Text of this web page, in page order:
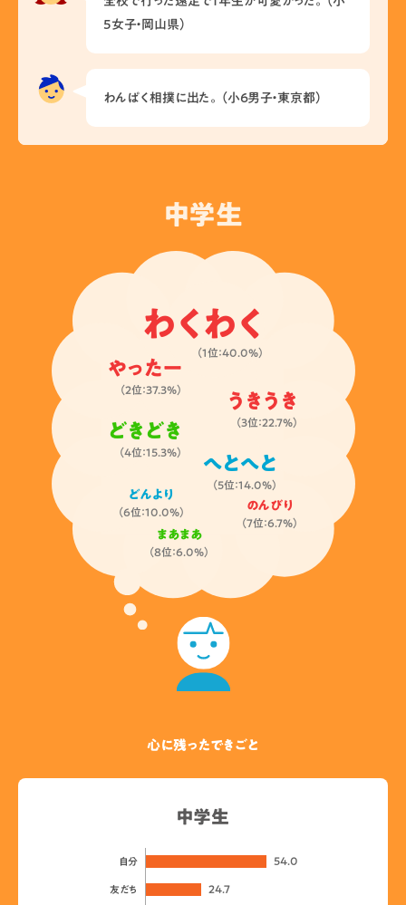
中学生
わくわく
（1位：40.0%）
やったー
（2位：37.3%）
うきうき
（3位：22.7%）
どきどき
（4位：15.3%）
へとへと
（5位：14.0%）
どんより
（6位：10.0%） のんびり
（7位：6.7%）
まあまあ
（8位：6.0%）
5女子・岡山県）
わんぱく相撲に出た。（小6男子・東京都）
心に残ったできごと
中学生
自分 54.0
友だち 24.7